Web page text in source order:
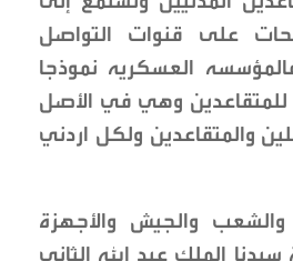
على قنوات التواصل
العسكريه نموذجا
وهي في الأصل
والمتقاعدين ولكل اردني
والجيش والأجهزة
سيدنا الملك عبد الله الثاني